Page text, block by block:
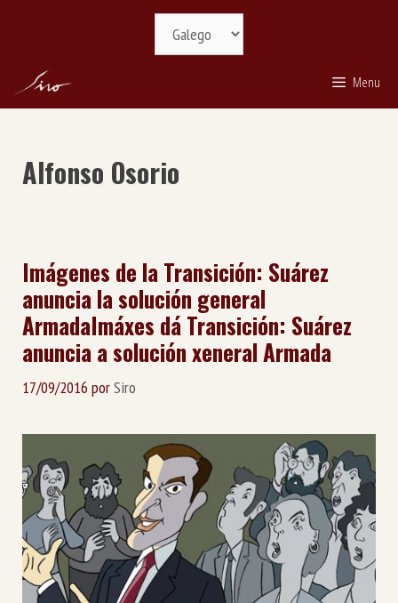
Menu
Alfonso Osorio
Imágenes de la Transición: Suárez
anuncia la solución general
ArmadaImáxes dá Transición: Suárez
anuncia a solución xeneral Armada
17/09/2016 porSiro